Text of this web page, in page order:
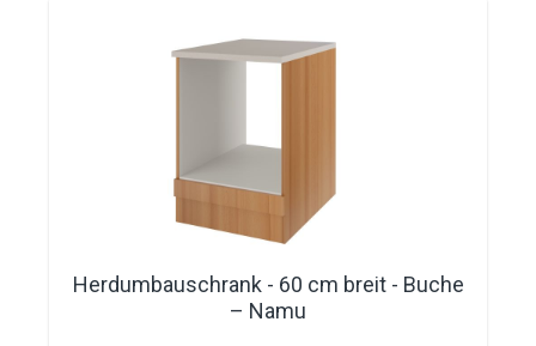
Herdumbauschrank - 60 cm breit - Buche
– Namu